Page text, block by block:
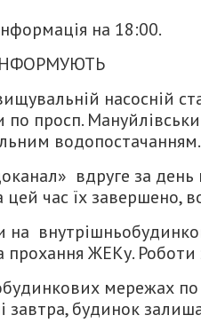
на 18:00.
насосній
по просп.
водопостачанням.
вдруге за день
час їх завершено,
на
прохання ЖЕКу.
мережах
будинок